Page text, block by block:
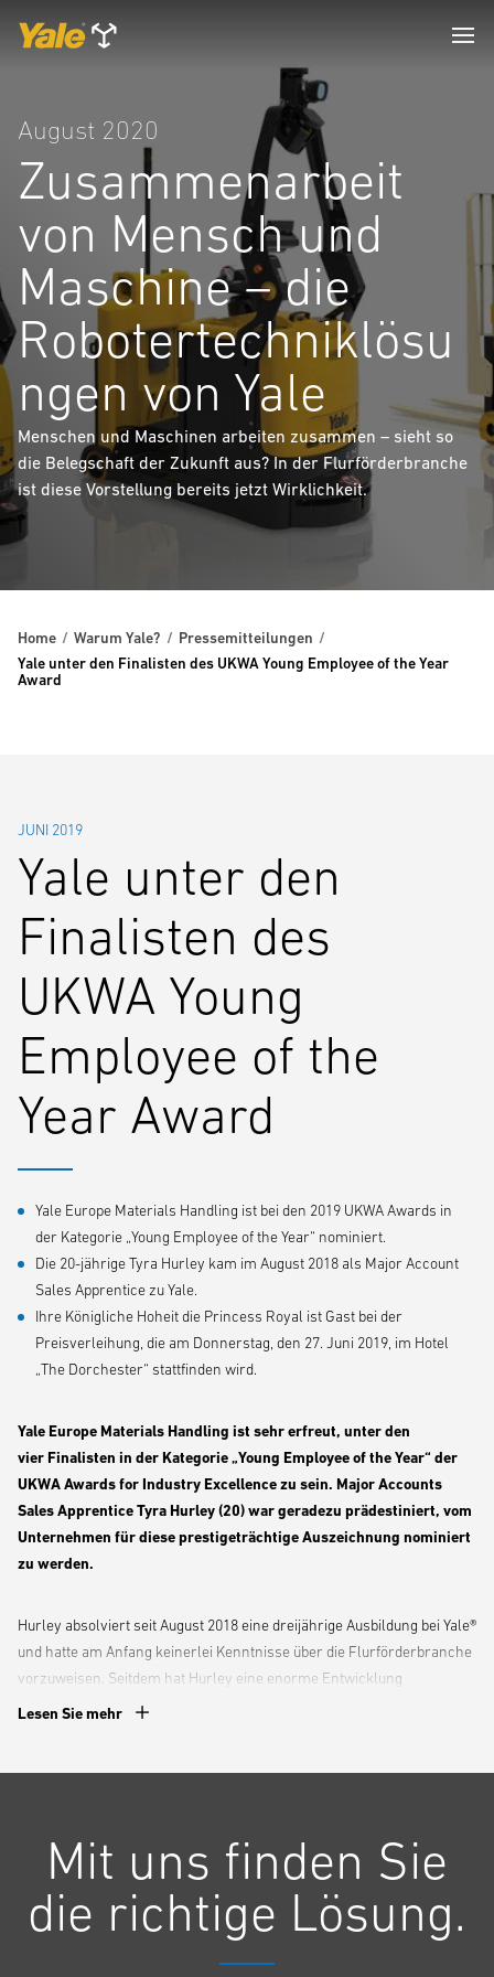
August 2020
Zusammenarbeit
von Mensch und
Maschine – die
Robotertechniklösu
ngen von Yale
Menschen und Maschinen arbeiten zusammen – sieht so
die Belegschaft der Zukunft aus? In der Flurförderbranche
ist diese Vorstellung bereits jetzt Wirklichkeit.
Home Warum Yale?
Pressemitteilungen
Yale unter den Finalisten des UKWA Young Employee of the Year
Award
JUNI 2019
Yale unter den
Finalisten des
UKWA Young
Employee of the
Year Award
Yale Europe Materials Handling ist bei den 2019 UKWA Awards in
der Kategorie „Young Employee of the Year“ nominiert.
Die 20-jährige Tyra Hurley kam im August 2018 als Major Account
Sales Apprentice zu Yale.
Ihre Königliche Hoheit die Princess Royal ist Gast bei der
Preisverleihung, die am Donnerstag, den 27. Juni 2019, im Hotel
„The Dorchester“ stattfinden wird.
Yale Europe Materials Handling ist sehr erfreut, unter den
vier Finalisten in der Kategorie „Young Employee of the Year“ der
UKWA Awards for Industry Excellence zu sein. Major Accounts
Sales Apprentice Tyra Hurley (20) war geradezu prädestiniert, vom
Unternehmen für diese prestigeträchtige Auszeichnung nominiert
zu werden.
Hurley absolviert seit August 2018 eine dreijährige Ausbildung bei Yale®
und hatte am Anfang keinerlei Kenntnisse über die Flurförderbranche
vorzuweisen. Seitdem hat Hurley eine enorme Entwicklung
durchgemacht: Mit ihrer schnellen Auffassungsgabe und ihrem
„Der Einstieg bei Yale als Major Accounts Sales Apprentice hat mich
vieles über die Flurförderbranche gelehrt“, sagt Hurley. „Zu Beginn
hatte ich keinerlei Kenntnisse über die Branche und musste
Lesen Sie mehr
Mit uns finden Sie
die richtige Lösung.